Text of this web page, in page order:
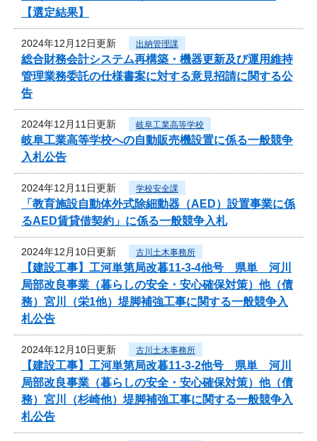
【選定結果】
2024年12月12日更新 出納管理課
総合財務会計システム再構築・機器更新及び運用維持
管理業務委託の仕様書案に対する意見招請に関する公
告
2024年12月11日更新 岐阜工業高等学校
岐阜工業高等学校への自動販売機設置に係る一般競争
入札公告
2024年12月11日更新 学校安全課
「教育施設自動体外式除細動器（AED）設置事業に係
るAED賃貸借契約」に係る一般競争入札
2024年12月10日更新 古川土木事務所
【建設工事】工河単第局改暮11-3-4他号 県単 河川
局部改良事業（暮らしの安全・安心確保対策）他（債
務）宮川（栄1他）堤脚補強工事に関する一般競争入
札公告
2024年12月10日更新 古川土木事務所
【建設工事】工河単第局改暮11-3-2他号 県単 河川
局部改良事業（暮らしの安全・安心確保対策）他（債
務）宮川（杉崎他）堤脚補強工事に関する一般競争入
札公告